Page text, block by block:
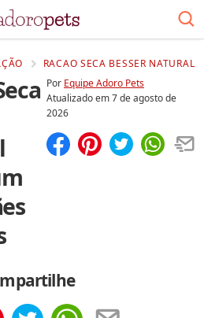
RACAO SECA BESSER NATURAL
Por Equipe Adoro Pets
Atualizado em7 de agosto de
2026